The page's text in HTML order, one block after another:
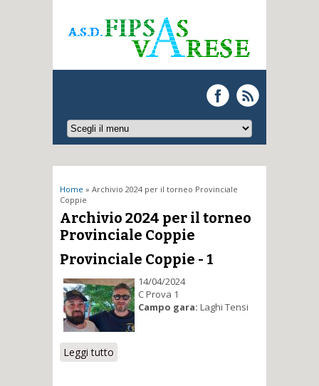
Tu sei qui
Home » Archivio 2024 per il torneo Provinciale
Coppie
Archivio 2024 per il torneo
Provinciale Coppie
Provinciale Coppie - 1
14/04/2024
C Prova 1
Campo gara: Laghi Tensi
Leggi tutto